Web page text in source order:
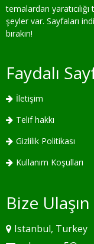
temalardan
şeyler var. Sayfaları
bırakın!
Faydalı
İletişim
Telif hakkı
Gizlilik Politikası
Kullanım Koşulları
Bize Ulaşın
Istanbul, Turkey